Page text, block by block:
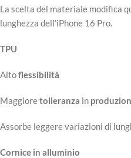
La scelta del materiale modifica
lunghezza dell'iPhone 16 Pro.
TPU
Altoflessibilità
Maggioretolleranza in
Assorbe leggere variazioni di
Cornice in alluminio